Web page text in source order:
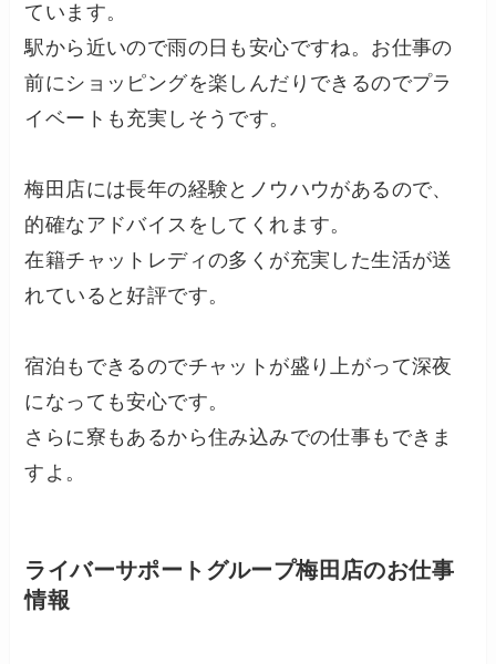
ています。
駅から近いので雨の日も安心ですね。お仕事の
前にショッピングを楽しんだりできるのでプラ
イベートも充実しそうです。
梅田店には長年の経験とノウハウがあるので、
的確なアドバイスをしてくれます。
在籍チャットレディの多くが充実した生活が送
れていると好評です。
宿泊もできるのでチャットが盛り上がって深夜
になっても安心です。
さらに寮もあるから住み込みでの仕事もできま
すよ。
ライバーサポートグループ梅田店のお仕事
情報